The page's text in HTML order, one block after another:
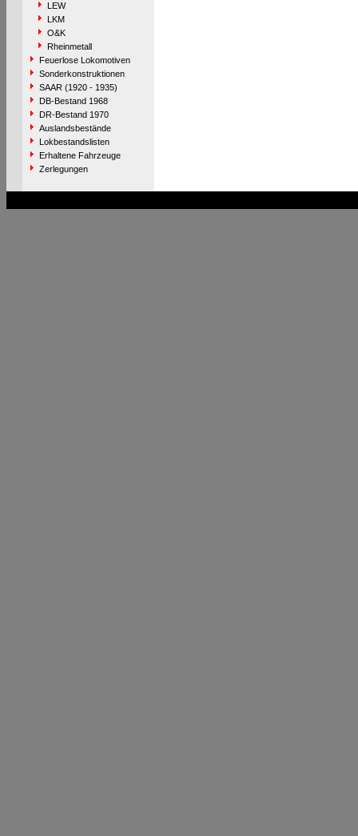
LEW
LKM
O&K
Rheinmetall
Feuerlose Lokomotiven
Sonderkonstruktionen
SAAR (1920 - 1935)
DB-Bestand 1968
DR-Bestand 1970
Auslandsbestände
Lokbestandslisten
Erhaltene Fahrzeuge
Zerlegungen